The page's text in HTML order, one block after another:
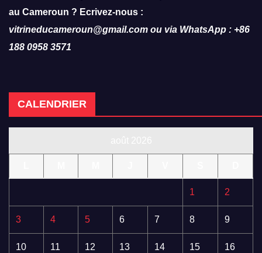
au Cameroun ? Ecrivez-nous :
vitrineducameroun@gmail.com ou via WhatsApp : +86
188 0958 3571
CALENDRIER
1 2
3 4 5 6 7 8 9
10 11 12 13 14 15 16